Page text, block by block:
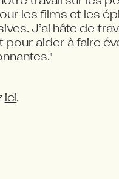
les films et les
J’ai hâte de
aider à faire
ici.